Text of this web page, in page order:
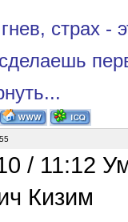
страх -
/ 11:12
Кизим